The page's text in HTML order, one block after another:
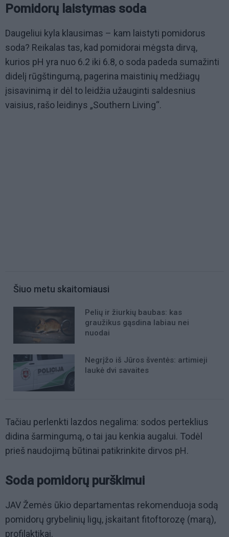
Pomidorų laistymas soda
Daugeliui kyla klausimas – kam laistyti pomidorus
soda? Reikalas tas, kad pomidorai mėgsta dirvą,
kurios pH yra nuo 6.2 iki 6.8, o soda padeda sumažinti
didelį rūgštingumą, pagerina maistinių medžiagų
įsisavinimą ir dėl to leidžia užauginti saldesnius
vaisius, rašo leidinys „Southern Living“.
Šiuo metu skaitomiausi
Pelių ir žiurkių baubas: kas
graužikus gąsdina labiau nei
nuodai
Negrįžo iš Jūros šventės: artimieji
laukė dvi savaites
Tačiau perlenkti lazdos negalima: sodos perteklius
didina šarmingumą, o tai jau kenkia augalui. Todėl
prieš naudojimą būtinai patikrinkite dirvos pH.
Soda pomidorų purškimui
JAV Žemės ūkio departamentas rekomenduoja sodą
pomidorų grybelinių ligų, įskaitant fitoftorozę (marą),
profilaktikai.